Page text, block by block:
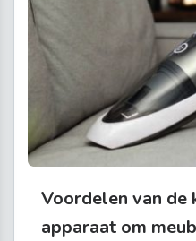
Voordelen van de
apparaat om